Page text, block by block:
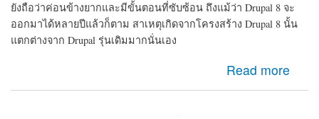
ยังถือว่าค่อนข้างยากและมีขั้นตอนที่ซับซ้อน ถึงแม้ว่า Drupal 8 จะ
ออกมาได้หลายปีแล้วก็ตาม สาเหตุเกิดจากโครงสร้าง Drupal 8 นั้น
แตกต่างจาก Drupal รุ่นเดิมมากนั่นเอง
Read more
about ขณะนี้ Drupal 8 ออกเวอร์ชันล่าสุดถึง Drupal-8.8.5
แล้ว